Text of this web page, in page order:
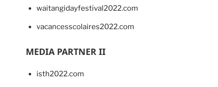
waitangidayfestival2022.com
vacancesscolaires2022.com
MEDIA PARTNER II
isth2022.com